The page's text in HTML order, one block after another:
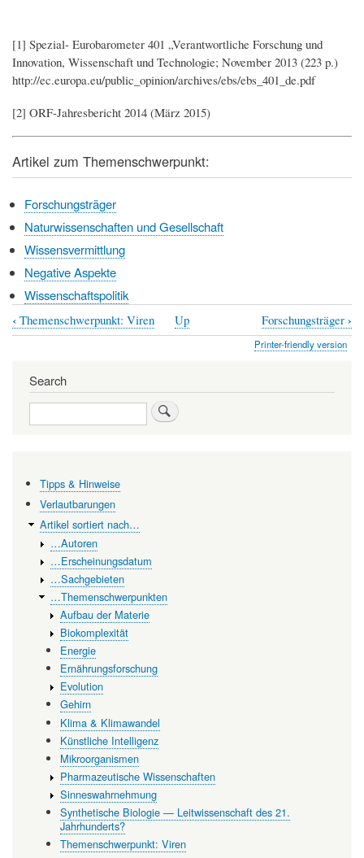
[1] Spezial- Eurobarometer 401 „Verantwortliche Forschung und
Innovation, Wissenschaft und Technologie; November 2013 (223 p.)
http://ec.europa.eu/public_opinion/archives/ebs/ebs_401_de.pdf
[2] ORF-Jahresbericht 2014 (März 2015)
Artikel zum Themenschwerpunkt:
Forschungsträger
Naturwissenschaften und Gesellschaft
Wissensvermittlung
Negative Aspekte
Wissenschaftspolitik
Book
links
for
Wissenschaftskommunikation
‹ Themenschwerpunkt: Viren Up Forschungsträger ›
Printer-friendly version
Search
Search
Tipps & Hinweise
Verlautbarungen
Artikel sortiert nach…
…Autoren
…Erscheinungsdatum
…Sachgebieten
…Themenschwerpunkten
Aufbau der Materie
Biokomplexität
Energie
Ernährungsforschung
Evolution
Gehirn
Klima & Klimawandel
Künstliche Intelligenz
Mikroorganismen
Pharmazeutische Wissenschaften
Sinneswahrnehmung
Synthetische Biologie — Leitwissenschaft des 21.
Jahrhunderts?
Themenschwerpunkt: Viren